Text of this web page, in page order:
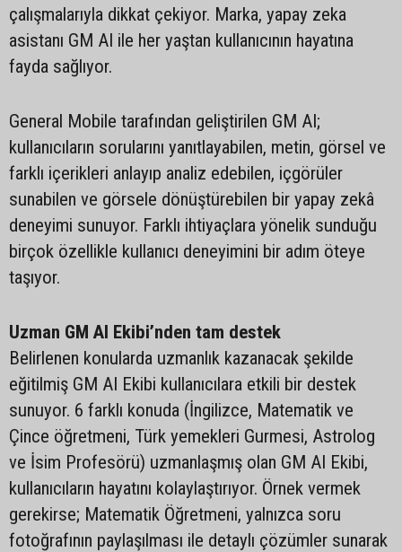
çalışmalarıyla dikkat çekiyor. Marka, yapay zeka
asistanı GM AI ile her yaştan kullanıcının hayatına
fayda sağlıyor.
General Mobile tarafından geliştirilen GM AI;
kullanıcıların sorularını yanıtlayabilen, metin, görsel ve
farklı içerikleri anlayıp analiz edebilen, içgörüler
sunabilen ve görsele dönüştürebilen bir yapay zekâ
deneyimi sunuyor. Farklı ihtiyaçlara yönelik sunduğu
birçok özellikle kullanıcı deneyimini bir adım öteye
taşıyor.
Uzman GM AI Ekibi’nden tam destek
Belirlenen konularda uzmanlık kazanacak şekilde
eğitilmiş GM AI Ekibi kullanıcılara etkili bir destek
sunuyor. 6 farklı konuda (İngilizce, Matematik ve
Çince öğretmeni, Türk yemekleri Gurmesi, Astrolog
ve İsim Profesörü) uzmanlaşmış olan GM AI Ekibi,
kullanıcıların hayatını kolaylaştırıyor. Örnek vermek
gerekirse; Matematik Öğretmeni, yalnızca soru
fotoğrafının paylaşılması ile detaylı çözümler sunarak